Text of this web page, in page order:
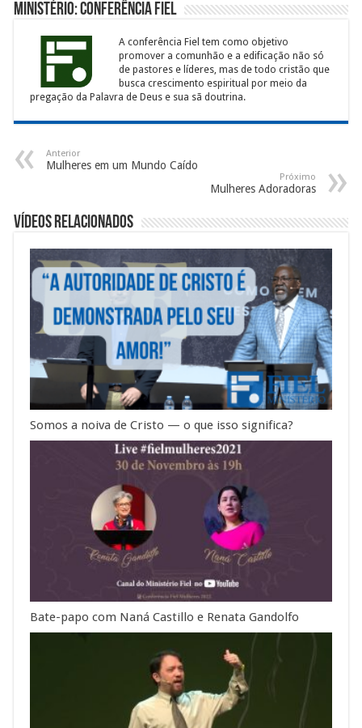
Ministério: Conferência Fiel
A conferência Fiel tem como objetivo
promover a comunhão e a edificação não só
de pastores e líderes, mas de todo cristão que
busca crescimento espiritual por meio da
pregação da Palavra de Deus e sua sã doutrina.
Anterior
Mulheres em um Mundo Caído
Próximo
Mulheres Adoradoras
Vídeos Relacionados
Somos a noiva de Cristo — o que isso significa?
Bate-papo com Naná Castillo e Renata Gandolfo